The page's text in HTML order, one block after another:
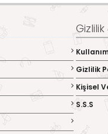
Gizlilik
Kişisel
S.S.S